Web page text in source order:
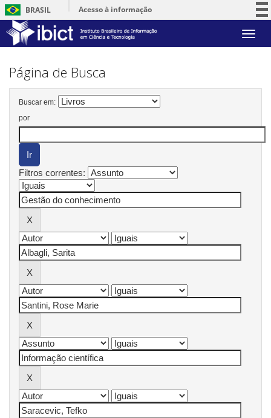
BRASIL
Acesso à informação
Serviços
Skip
Página de Busca
Buscar em:
por
Filtros correntes: